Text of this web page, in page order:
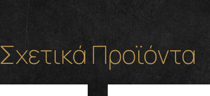
Σχετικά Προϊόντα